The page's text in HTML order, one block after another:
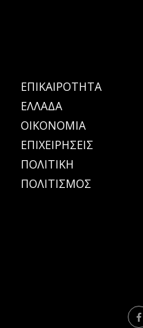
ΕΠΙΚΑΙΡΟΤΗΤΑ
ΕΛΛΑΔΑ
OIKONOMIA
ΕΠΙΧΕΙΡΗΣΕΙΣ
ΠΟΛΙΤΙΚΗ
ΠΟΛΙΤΙΣΜΟΣ